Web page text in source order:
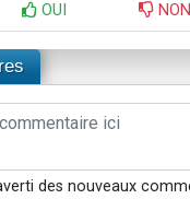
OUI NON
des nouveaux